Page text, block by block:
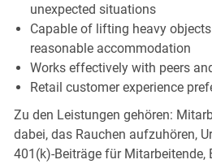
unexpected situations
Capable of lifting heavy
reasonable accommodation
Works effectively with peers
Retail customer experience
Zu den Leistungen gehören:
dabei, das Rauchen aufzuhören,
401(k)-Beiträge für Mitarbeitende,